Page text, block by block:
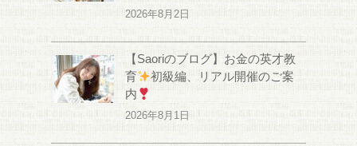
2026年8月2日
【Saoriのブログ】お金の英才教
育
初級編、リアル開催のご案
内
2026年8月1日